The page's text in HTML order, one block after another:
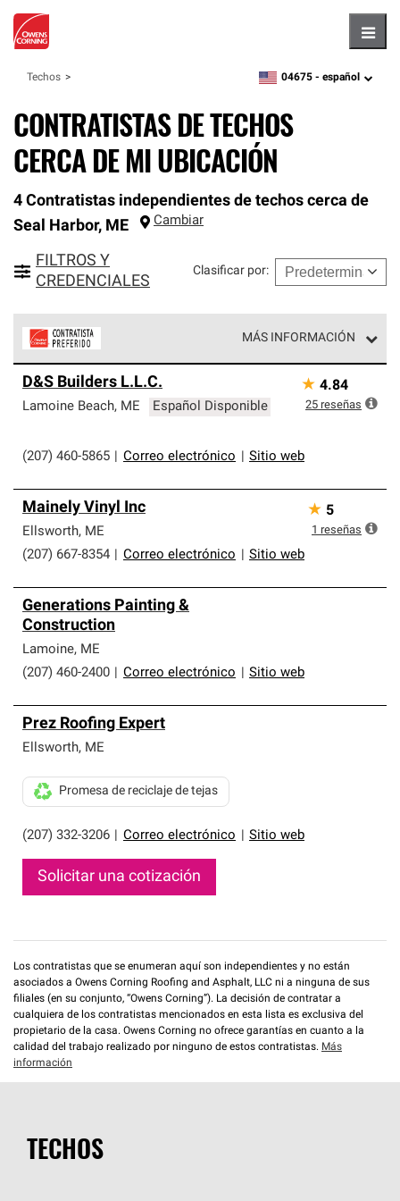
Techos zipcode, language
04675 - español
CONTRATISTAS DE TECHOS
CERCA DE MI UBICACIÓN
4 Contratistas independientes de techos cerca de
Seal Harbor, ME Cambiar
FILTROS Y
CREDENCIALES
Clasificar por:
MÁS INFORMACIÓN
parte de una red exclusiva de profesionales de techos
que cumplen con altos estándares y requisitos estrictos
D&S Builders L.L.C.
Lamoine Beach, ME Español Disponible
(207) 460-5865 Correo electrónico Sitio web
★ 4.84
25 reseñas
Mainely Vinyl Inc
Ellsworth, ME
(207) 667-8354
Correo electrónico Sitio web
★ 5
1 reseñas
Generations Painting &
Construction
Lamoine, ME
(207) 460-2400
Correo electrónico Sitio web
Prez Roofing Expert
Ellsworth, ME
(207) 332-3206 Correo electrónico Sitio web
Promesa de reciclaje de tejas
Solicitar una cotización
Los contratistas que se enumeran aquí son independientes y no están
asociados a Owens Corning Roofing and Asphalt, LLC ni a ninguna de sus
filiales (en su conjunto, “Owens Corning”). La decisión de contratar a
cualquiera de los contratistas mencionados en esta lista es exclusiva del
propietario de la casa. Owens Corning no ofrece garantías en cuanto a la
calidad del trabajo realizado por ninguno de estos contratistas. Más
información
TECHOS